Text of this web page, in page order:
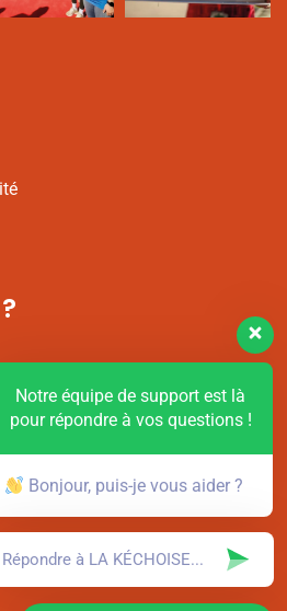
Notre équipe de support est là
pour répondre à vos questions !
Bonjour, puis-je vous aider ?